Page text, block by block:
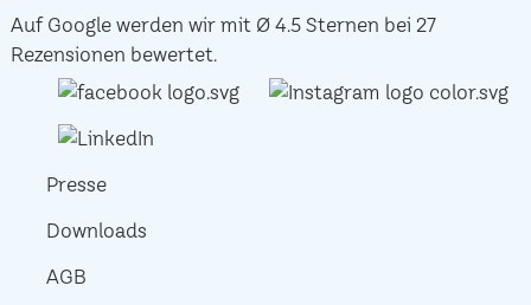
Auf Google werden wir mit Ø 4.5 Sternen bei 27
Rezensionen bewertet.
Presse
Downloads
AGB